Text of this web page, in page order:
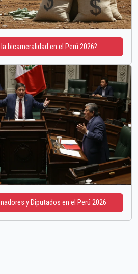
bicameralidad en el Perú 2026?
y Diputados en el Perú 2026